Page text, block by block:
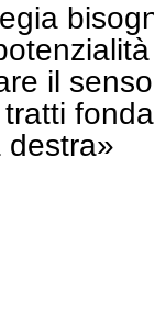
il
destra»